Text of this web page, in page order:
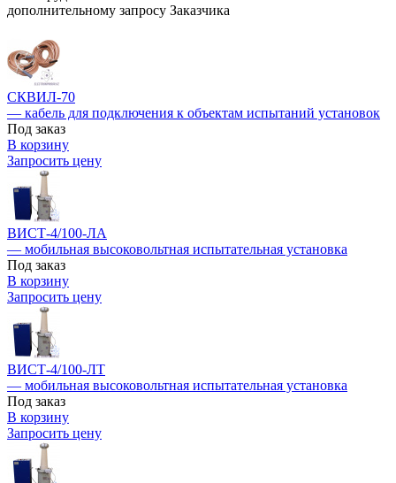
дополнительному запросу Заказчика
СКВИЛ-70
— кабель для подключения к объектам испытаний установок
Под заказ
В корзину
Запросить цену
ВИСТ-4/100-ЛА
— мобильная высоковольтная испытательная установка
Под заказ
В корзину
Запросить цену
ВИСТ-4/100-ЛТ
— мобильная высоковольтная испытательная установка
Под заказ
В корзину
Запросить цену